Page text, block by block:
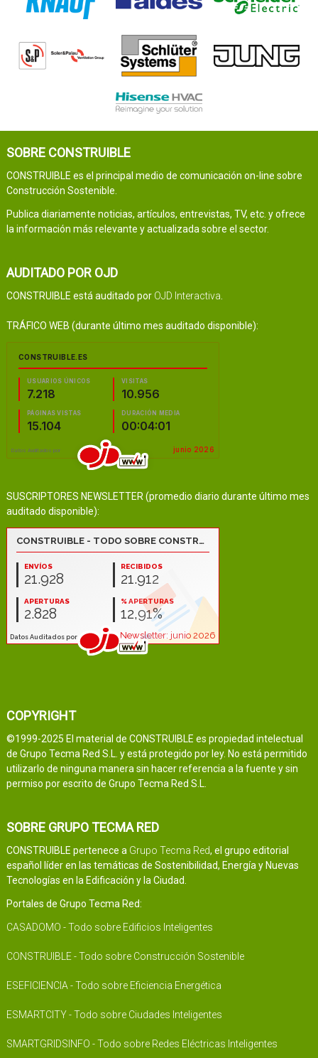
SOBRE CONSTRUIBLE
CONSTRUIBLE es el principal medio de comunicación on-line sobre
Construcción Sostenible.
Publica diariamente noticias, artículos, entrevistas, TV, etc. y ofrece
la información más relevante y actualizada sobre el sector.
AUDITADO POR OJD
CONSTRUIBLE está auditado por OJD Interactiva.
TRÁFICO WEB (durante último mes auditado disponible):
SUSCRIPTORES NEWSLETTER (promedio diario durante último mes
auditado disponible):
COPYRIGHT
©1999-2025 El material de CONSTRUIBLE es propiedad intelectual
de Grupo Tecma Red S.L. y está protegido por ley. No está permitido
utilizarlo de ninguna manera sin hacer referencia a la fuente y sin
permiso por escrito de Grupo Tecma Red S.L.
SOBRE GRUPO TECMA RED
CONSTRUIBLE pertenece a Grupo Tecma Red, el grupo editorial
español líder en las temáticas de Sostenibilidad, Energía y Nuevas
Tecnologías en la Edificación y la Ciudad.
Portales de Grupo Tecma Red:
CASADOMO - Todo sobre Edificios Inteligentes
CONSTRUIBLE - Todo sobre Construcción Sostenible
ESEFICIENCIA - Todo sobre Eficiencia Energética
ESMARTCITY - Todo sobre Ciudades Inteligentes
SMARTGRIDSINFO - Todo sobre Redes Eléctricas Inteligentes